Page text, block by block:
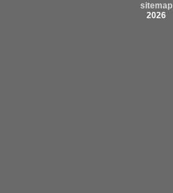
sitemap
2026